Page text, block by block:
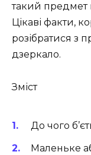
такий предмет
Цікаві факти,
розібратися з
дзеркало.
Зміст
До чого
Маленьке